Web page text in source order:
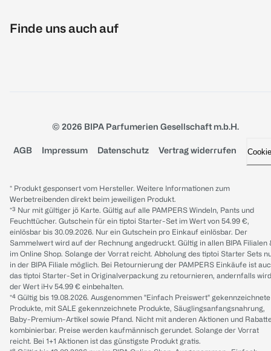
Finde uns auch auf
© 2026 BIPA Parfumerien Gesellschaft m.b.H.
AGB Impressum Datenschutz Vertrag widerrufen
* Produkt gesponsert vom Hersteller. Weitere Informationen zum
Werbetreibenden direkt beim jeweiligen Produkt.
*³ Nur mit gültiger jö Karte. Gültig auf alle PAMPERS Windeln, Pants und
Feuchttücher. Gutschein für ein tiptoi Starter-Set im Wert von 54.99 €,
einlösbar bis 30.09.2026. Nur ein Gutschein pro Einkauf einlösbar. Der
Sammelwert wird auf der Rechnung angedruckt. Gültig in allen BIPA Filialen
im Online Shop. Solange der Vorrat reicht. Abholung des tiptoi Starter Sets
in der BIPA Filiale möglich. Bei Retournierung der PAMPERS Einkäufe ist
das tiptoi Starter-Set in Originalverpackung zu retournieren, andernfalls wird
der Wert iHv 54.99 € einbehalten.
*⁴ Gültig bis 19.08.2026. Ausgenommen "Einfach Preiswert" gekennzeichnete
Produkte, mit SALE gekennzeichnete Produkte, Säuglingsanfangsnahrung,
Baby-Premium-Artikel sowie Pfand. Nicht mit anderen Aktionen und
kombinierbar. Preise werden kaufmännisch gerundet. Solange der Vorrat
reicht. Bei 1+1 Aktionen ist das günstigste Produkt gratis.